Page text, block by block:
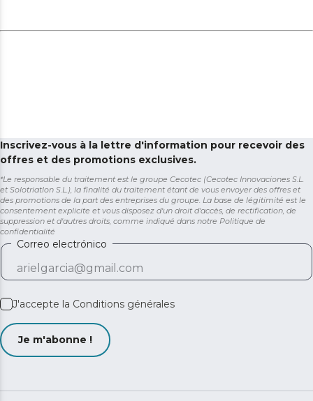
Inscrivez-vous à la lettre d'information pour recevoir des
offres et des promotions exclusives.
*Le responsable du traitement est le groupe Cecotec (Cecotec Innovaciones S.L.
et Solotriatlon S.L.), la finalité du traitement étant de vous envoyer des offres et
des promotions de la part des entreprises du groupe. La base de légitimité est le
consentement explicite et vous disposez d'un droit d'accès, de rectification, de
suppression et d'autres droits, comme indiqué dans notre Politique de
confidentialité
Correo electrónico
J'accepte la Conditions générales
Je m'abonne !